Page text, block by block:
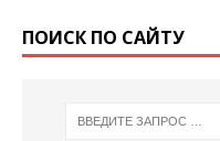
ПОИСК ПО САЙТУ